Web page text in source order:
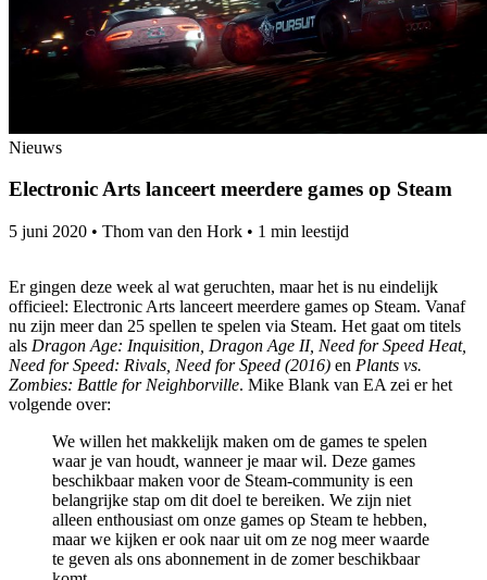
Nieuws
Electronic Arts lanceert meerdere games op Steam
5 juni 2020 • Thom van den Hork • 1 min leestijd
Er gingen deze week al wat geruchten, maar het is nu eindelijk
officieel: Electronic Arts lanceert meerdere games op Steam. Vanaf
nu zijn meer dan 25 spellen te spelen via Steam. Het gaat om titels
als Dragon Age: Inquisition, Dragon Age II, Need for Speed Heat,
Need for Speed: Rivals, Need for Speed (2016) en Plants vs.
Zombies: Battle for Neighborville. Mike Blank van EA zei er het
volgende over:
We willen het makkelijk maken om de games te spelen
waar je van houdt, wanneer je maar wil. Deze games
beschikbaar maken voor de Steam-community is een
belangrijke stap om dit doel te bereiken. We zijn niet
alleen enthousiast om onze games op Steam te hebben,
maar we kijken er ook naar uit om ze nog meer waarde
te geven als ons abonnement in de zomer beschikbaar